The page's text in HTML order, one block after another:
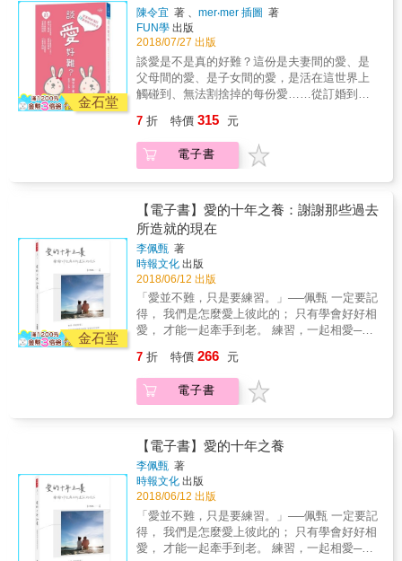
我，常想著要跳軌，因為我已經被壓榨到無法
有轉圜的心力了。很慶幸，最後我並沒有衝動
行事，而是鬧了一場家庭革命，畢竟「命都可
以不要了，我還怕什麼？」 對於心理上已經死
過一次的我，領悟到──別被自己困住了，尤其
是別人加諸的觀念。」──本書作者賴奕菁醫師
中發掘出身邊無數女性說不清、道不明的深沉
傷痛。由於堅毅的解構洞察，精神科醫師的專
業分析散發出自我賦權的能量與勇氣，讓透過
這本書得到某種程度救贖的讀者，可以借著本
書所給予的力量，從逆境中得到脫困的契
機。」──王俸鋼（彰化基督教醫院司法精神醫
媽，婚齡二十年，唸到博士，做過主管，生活
會輕鬆、簡單嗎？在我這樣看似凶悍、能幹的
外表下，我也曾經著過傳統教誨的道，婚後秉
持著莫名的自我期許，想當賢妻良母、好媳
但丈夫比我還忙，而長輩也都在外地，愛莫能
助。兩個孩子還小，只會需索，無法體諒。在
最糟糕的時候，站在通勤的月台邊等火車的
我，常想著要跳軌，因為我已經被壓榨到無法
有轉圜的心力了。很慶幸，最後我並沒有衝動
行事，而是鬧了一場家庭革命，畢竟「命都可
以不要了，我還怕什麼？」 對於心理上已經死
過一次的我，領悟到──別被自己困住了，尤其
是別人加諸的觀念。」──本書作者賴奕菁醫師
兒異常的風險降到跟一般孕婦差不多了喔！」
「不行啦！拿掉啦！」婆婆再靠近診療桌一
步。孕婦和她的老公臉色鐵青。我幾乎可以猜
到，他們在家裡已經這樣爭執過數次了吧。
〈未成熟〉 二十三歲了才發現先天無子宮？怎
麼會這麼晚？她和她的母親不是沒發現她到了
青春期卻沒月經，她國中時期也曾經就醫，醫
師因為她沒有性經驗，所以沒安排內診，只說
己猜想，「結了婚就會好吧。」 〈裝錯的身
體〉 我的門診怎會有十九歲男性？「掛錯號的
吧。」我朝跟診護士笑笑。想不到，門診叫號
「她」是我在門診接觸到的第一個跨性別個
案。 〈禮物〉 「你這個不可能是便秘啦！」才
正要起身幫她做檢查，看到那顆肚子，我就鐵
口直斷。「你這麼大一顆肚子，假如不是懷孕
的話，就麻煩了。」&hellip;&hellip;那是個大概
懷孕七個月尺寸的下腹，若是腫瘤的話就糟糕
了。 「我不可能會懷孕啦，我停經很久了。」
她邊哈哈大笑邊拍拍自己的肚子。結果超音波
這是一本女人必讀的書 誰說結婚就是「修成正
果」？誰說生子就是「完整生命」？在偏見和
陳舊觀念的框限之下，女人從未真正擁有自己
的身體。本書借女人及女孩們不曾說出口的故
供鬆綁自我的可能。 ★也是一本男人愛看的書
願意主動瞭解和紓解她們所面臨的難題，這本
書會列入你的心愛書單。 ★揭示台灣白色巨塔
養成之路和職場第一手觀察切入，省思社會大
眾對性別的刻板印象，道盡台灣醫界不可說的
祕密。
候，讓我跟她單獨聊聊。 「你要告訴林醫師什
麼呢？」我稍微向前傾，像是要聽她悄悄話一
樣，笑著問她。 她像是個藏了祕密很久，終於
可以分享的小女孩，「林醫師我告訴你喔，我
懷孕了！我男朋友叫我不要講，他說等到小孩
很大了再講，這樣我們就可以有貝比了。」她
可。大。了。 〈計畫〉 「不是，不行啦！」婆
婆耐不住，又靠過來了。 「啊？什麼不行？」
我裝傻。 「她有糖尿病，小孩會不健康，拿掉
好她的血糖，也補充了葉酸，這些都已經把胎
兒異常的風險降到跟一般孕婦差不多了喔！」
「不行啦！拿掉啦！」婆婆再靠近診療桌一
步。孕婦和她的老公臉色鐵青。我幾乎可以猜
到，他們在家裡已經這樣爭執過數次了吧。
〈未成熟〉 二十三歲了才發現先天無子宮？怎
麼會這麼晚？她和她的母親不是沒發現她到了
青春期卻沒月經，她國中時期也曾經就醫，醫
師因為她沒有性經驗，所以沒安排內診，只說
催經看看，想當然沒催出什麼來，媽媽也就自
體〉 我的門診怎會有十九歲男性？「掛錯號的
吧。」我朝跟診護士笑笑。想不到，門診叫號
鈴一響，病人真的走進來了。&hellip;&hellip;
案。 〈禮物〉 「你這個不可能是便秘啦！」才
正要起身幫她做檢查，看到那顆肚子，我就鐵
口直斷。「你這麼大一顆肚子，假如不是懷孕
的話，就麻煩了。」&hellip;&hellip;那是個大概
懷孕七個月尺寸的下腹，若是腫瘤的話就糟糕
了。 「我不可能會懷孕啦，我停經很久了。」
她邊哈哈大笑邊拍拍自己的肚子。結果超音波
比生命還重要。 後來，誰也沒有死，愛情卻替
我們償了命。 直到有一天，便不再有後來， 現
實成了道洪流橫在我們中間， 誰也跨不去，於
是只能揮手告別。 站在時光的此岸，望著回憶
悄悄消失在海平線的彼岸， 有時，會想念起生
命中的某些片段， 不濃不烈，不黏不熱，就僅
是朦朧地想起， 如同昨夜的夢囈，宛若回憶的
碎片，睜眼，再淡淡地忘記。 漸漸泛黃的照片
你。 有個男孩，即便自身難保，也願意為你負
重前行。 還有還有，那個在最虛榮的年紀， 一
無所有，卻願意鼓起勇氣改變世界的，你。 其
42個屬於他們的真實故事，也是屬於你的真切
心情。樂擎發揮「文字擺渡人」的功力，將每
個愛與失落、深情與孤獨的瞬間，用畫面感十
足的文字撿拾補綴，而故事中每個微小的感
動，都將成為生命裡最美好的風景。
金石堂
陳令宜 著 、mer‧mer 插圖 著
FUN學 出版
2018/07/27 出版
談愛是不是真的好難？這份是夫妻間的愛、是
父母間的愛、是子女間的愛，是活在這世界上
觸碰到、無法割捨掉的每份愛……從訂婚到悔
養到終止收養，還有婚外情、家庭暴力與跨國
婚姻，以及我們都很關心的離婚財產請求。家
事律師真實分享18篇婚姻家庭故事，真情剖析
有離婚協議書書狀範例參考）
7 折 特價 315 元
電子書
金石堂
【電子書】愛的十年之養：謝謝那些過去
所造就的現在
李佩甄 著
時報文化 出版
2018/06/12 出版
「愛並不難，只是要練習。」──佩甄 一定要記
得， 我們是怎麼愛上彼此的； 只有學會好好相
愛， 才能一起牽手到老。 練習，一起相愛──
也不難！擁有人人稱羨的「醫師娘」頭銜，佩
甄要向所有因為老公常出差而必須長期獨守空
閨的太太們致意，並給所有對婚姻帶著憧憬的
覺，然後，練習一起相愛。 讓彼此變成更好的
人── 婚姻一定卡住的地方，就像黑羊和白羊，
如果互不相讓，誰都過不去！愛情需要智慧，
吵架需要技巧，最重要的是，在一起之後，有
沒有互相讓彼此變成更好的人？妳可以保有自
己，但請不要忘記當初決定和他走入家庭的那
份初心和初衷。 Husband or Hermes？── 全
身穿著愛馬仕的醫生娘如果臉上沒有先生給妳
7 折 特價 266 元
電子書
【電子書】愛的十年之養
李佩甄 著
時報文化 出版
2018/06/12 出版
「愛並不難，只是要練習。」──佩甄 一定要記
得， 我們是怎麼愛上彼此的； 只有學會好好相
愛， 才能一起牽手到老。 練習，一起相愛──